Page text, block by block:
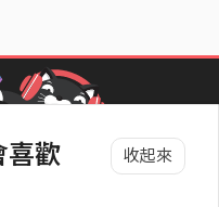
喜歡 收起來
街聲音樂獎